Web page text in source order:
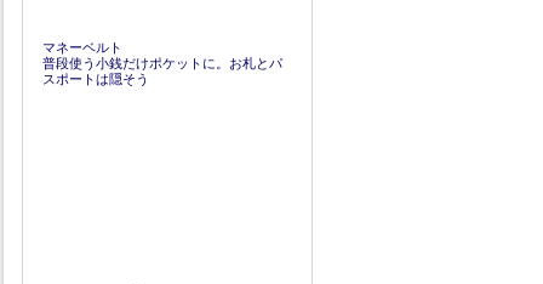
マネーベルト
普段使う小銭だけポケットに。お札とパ
スポートは隠そう